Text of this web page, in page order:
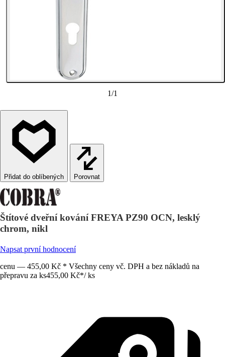
1/1
Porovnat
Štítové dveřní kování FREYA PZ90 OCN, lesklý
chrom, nikl
Napsat první hodnocení
cenu — 455,00 Kč * Všechny ceny vč. DPH a bez nákladů na
přepravu za ks455,00 Kč*/ ks